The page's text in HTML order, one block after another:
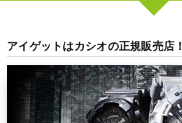
アイゲットはカシオの正規販売店！